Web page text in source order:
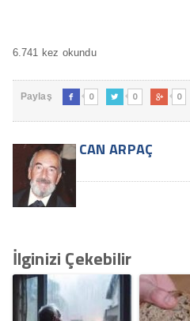
6.741 kez okundu
Paylaş  0  0  0
CAN ARPAÇ
İlginizi Çekebilir